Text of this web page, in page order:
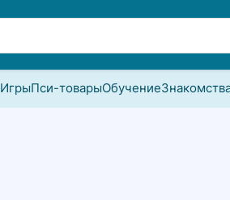
ИгрыПси-товарыОбучение